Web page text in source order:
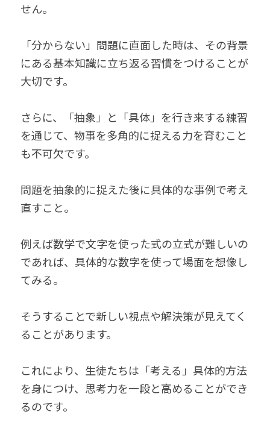
せん。
「分からない」問題に直面した時は、その背景
にある基本知識に立ち返る習慣をつけることが
大切です。
さらに、「抽象」と「具体」を行き来する練習
を通じて、物事を多角的に捉える力を育むこと
も不可欠です。
問題を抽象的に捉えた後に具体的な事例で考え
直すこと。
例えば数学で文字を使った式の立式が難しいの
であれば、具体的な数字を使って場面を想像し
てみる。
そうすることで新しい視点や解決策が見えてく
ることがあります。
これにより、生徒たちは「考える」具体的方法
を身につけ、思考力を一段と高めることができ
るのです。